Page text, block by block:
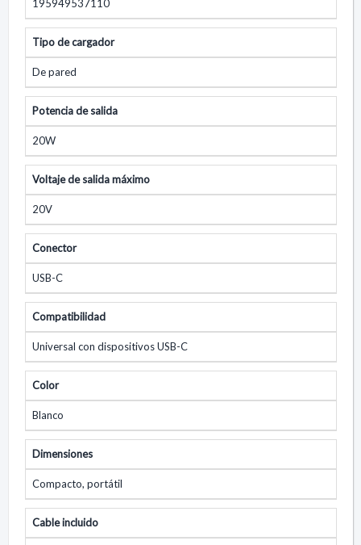
195949537110
Tipo de cargador
De pared
Potencia de salida
20W
Voltaje de salida máximo
20V
Conector
USB-C
Compatibilidad
Universal con dispositivos USB-C
Color
Blanco
Dimensiones
Compacto, portátil
Cable incluido